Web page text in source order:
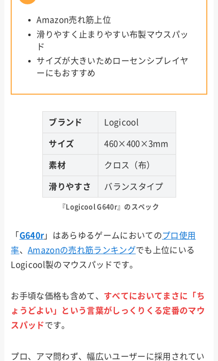
Amazon売れ筋上位
滑りやすく止まりやすい布製マウスパッ
ド
サイズが大きいためローセンシプレイヤ
ーにもおすすめ
ブランド Logicool
サイズ 460×400×3mm
素材 クロス（布）
滑りやすさ バランスタイプ
『Logicool G640r』のスペック
「 G640r」はあらゆるゲームにおいてのプロ使用
率、 Amazonの売れ筋ランキングでも上位にいる
Logicool製のマウスパッドです。
お手頃な価格も含めて、 すべてにおいてまさに「ち
ょうどよい」 という言葉がしっくりくる定番のマウ
スパッドです。
プロ、アマ問わず、幅広いユーザーに採用されてい